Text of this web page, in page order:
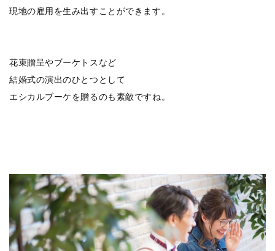
現地の雇用を生み出すことができます。
花束贈呈やブーケトスなど
結婚式の演出のひとつとして
エシカルブーケを贈るのも素敵ですね。